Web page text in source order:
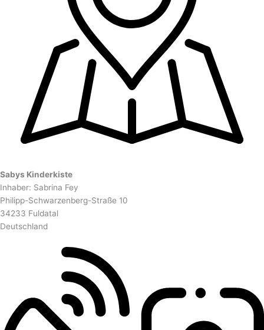
Sabys Kinderkiste
Inhaber: Sabrina Fey
Philipp-Schwarzenberg-Straße 10
34233 Fuldatal
Deutschland